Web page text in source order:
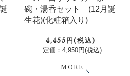
碗・湯呑セット (12月誕
生花)(化粧箱入り)
4,455円(税込)
定価：4,950円(税込)
MORE